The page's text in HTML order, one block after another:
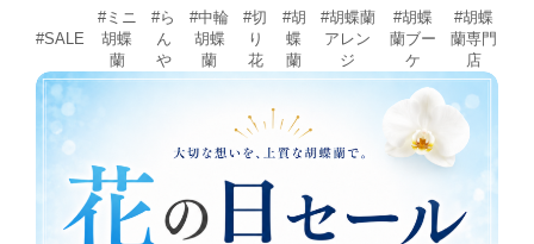
#SALE
#ミニ
胡蝶
蘭
#ら
ん
や
#中輪
胡蝶
蘭
#切
り
花
#胡
蝶
蘭
#胡蝶蘭
アレン
ジ
#胡蝶
蘭ブー
ケ
#胡蝶
蘭専門
店